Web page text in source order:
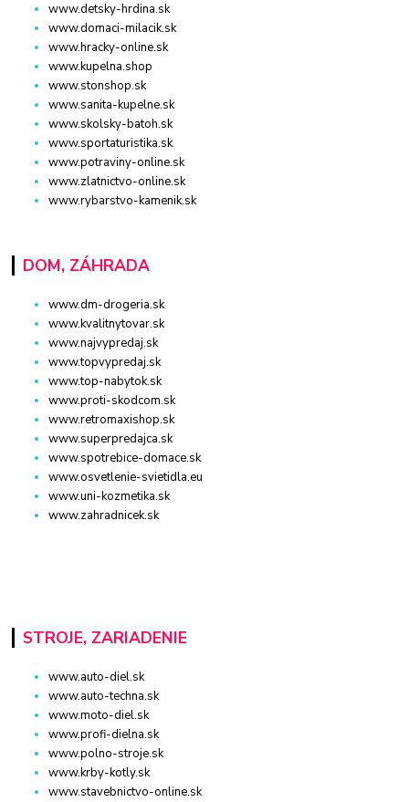
www.detsky-hrdina.sk
www.domaci-milacik.sk
www.hracky-online.sk
www.kupelna.shop
www.stonshop.sk
www.sanita-kupelne.sk
www.skolsky-batoh.sk
www.sportaturistika.sk
www.potraviny-online.sk
www.zlatnictvo-online.sk
www.rybarstvo-kamenik.sk
DOM, ZÁHRADA
www.dm-drogeria.sk
www.kvalitnytovar.sk
www.najvypredaj.sk
www.topvypredaj.sk
www.top-nabytok.sk
www.proti-skodcom.sk
www.retromaxishop.sk
www.superpredajca.sk
www.spotrebice-domace.sk
www.osvetlenie-svietidla.eu
www.uni-kozmetika.sk
www.zahradnicek.sk
STROJE, ZARIADENIE
www.auto-diel.sk
www.auto-techna.sk
www.moto-diel.sk
www.profi-dielna.sk
www.polno-stroje.sk
www.krby-kotly.sk
www.stavebnictvo-online.sk